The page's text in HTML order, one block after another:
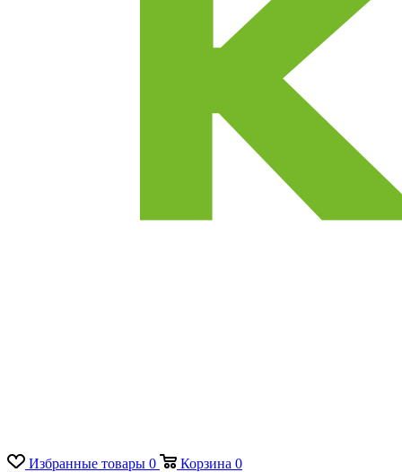
Избранные товары 0 Корзина 0